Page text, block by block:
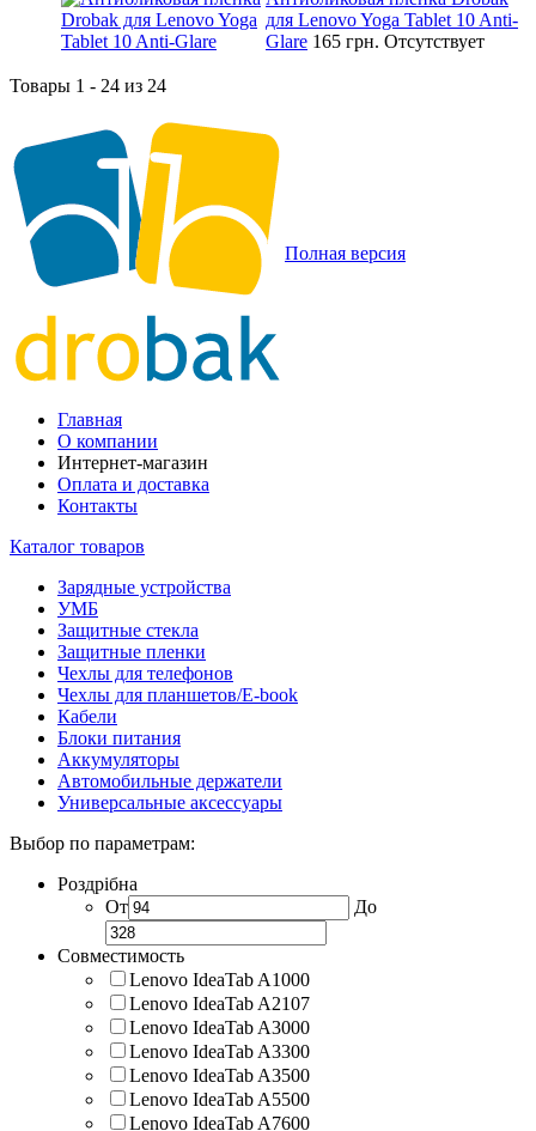
для Lenovo Yoga Tablet 10 Anti-
Glare 165 грн. Отсутствует
Товары 1 - 24 из 24
Полная версия
Главная
О компании
Интернет-магазин
Оплата и доставка
Контакты
Каталог товаров
Зарядные устройства
УМБ
Защитные стекла
Защитные пленки
Чехлы для телефонов
Чехлы для планшетов/E-book
Кабели
Блоки питания
Аккумуляторы
Автомобильные держатели
Универсальные аксессуары
Выбор по параметрам:
Роздрібна
От
До
Совместимость
Lenovo IdeaTab A1000
Lenovo IdeaTab A2107
Lenovo IdeaTab A3000
Lenovo IdeaTab A3300
Lenovo IdeaTab A3500
Lenovo IdeaTab A5500
Lenovo IdeaTab A7600